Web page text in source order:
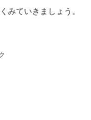
みていきましょう。